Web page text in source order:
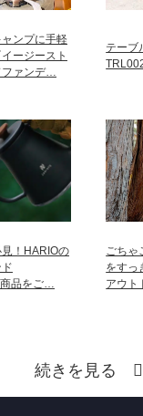
ンプに手軽
ージースト
ファンデ…
テーブ
！HARIOの
商品をご…
ごちゃ
をすっ
アウト
続きを見る